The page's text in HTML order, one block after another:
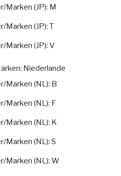
Marken (JP): M
Marken (JP): T
Marken (JP): V
Niederlande
Marken (NL): B
Marken (NL): F
Marken (NL): K
Marken (NL): S
Marken (NL): W